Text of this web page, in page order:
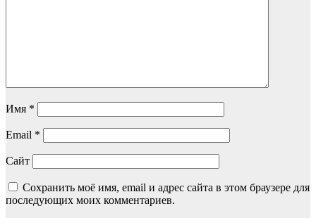
Имя *
Email *
Сайт
Сохранить моё имя, email и адрес сайта в этом браузере для
последующих моих комментариев.